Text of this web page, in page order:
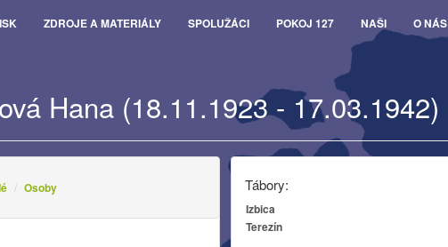
ZDROJE A MATERIÁLY SPOLUŽÁCI POKOJ 127 NAŠI O NÁS
Hana (18.11.1923 - 17.03.1942)
Tábory:
Izbica
Terezín
Osoby